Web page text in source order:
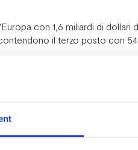
con 1,6 miliardi di dollari
il terzo posto con
Capital?
prime dieci città europee
positivi. Nel primo
numero di round (+5%) sia
nel primo trimestre del
Serie A e 3 Serie B.